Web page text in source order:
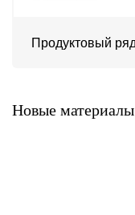
Продуктовый ряд
Новые материалы